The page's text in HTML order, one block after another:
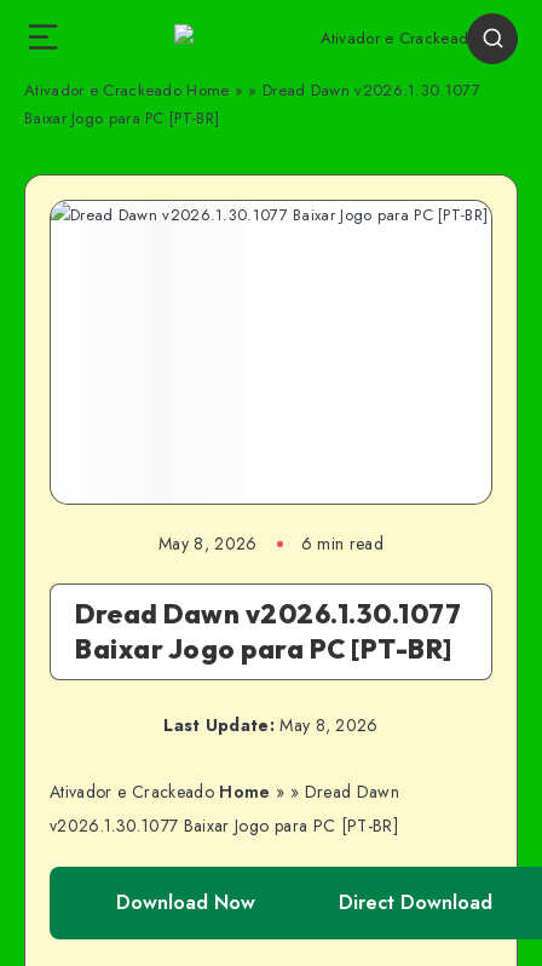
Ativador e Crackeado Home » » Dread Dawn v2026.1.30.1077
Baixar Jogo para PC [PT-BR]
May 8, 2026 6 min read
Dread Dawn v2026.1.30.1077
Baixar Jogo para PC [PT-BR]
Last Update: May 8, 2026
Ativador e Crackeado Home » » Dread Dawn
v2026.1.30.1077 Baixar Jogo para PC [PT-BR]
Download Now Direct Download